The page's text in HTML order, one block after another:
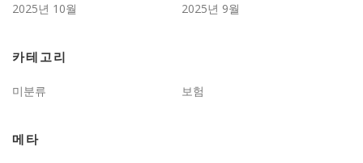
2025년 10월
2025년 9월
카테고리
미분류 보험
메타